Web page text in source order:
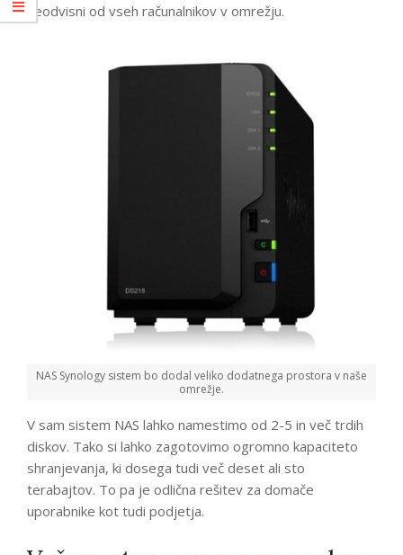
neodvisni od vseh računalnikov v omrežju.
NAS Synology sistem bo dodal veliko dodatnega prostora v naše
omrežje.
V sam sistem NAS lahko namestimo od 2-5 in več trdih
diskov. Tako si lahko zagotovimo ogromno kapaciteto
shranjevanja, ki dosega tudi več deset ali sto
terabajtov. To pa je odlična rešitev za domače
uporabnike kot tudi podjetja.